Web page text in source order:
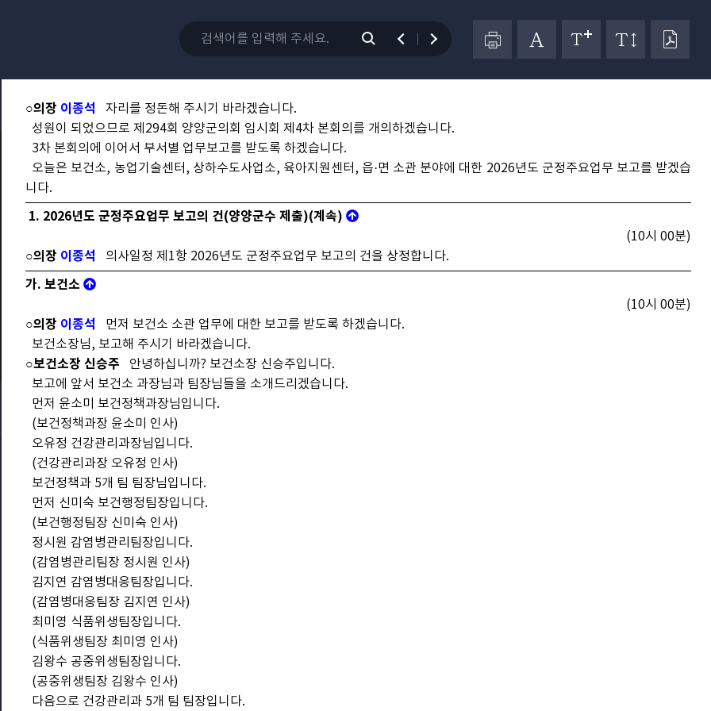
○의장 이종석
자리를 정돈해 주시기 바라겠습니다.
성원이 되었으므로 제294회 양양군의회 임시회 제4차 본회의를 개의하겠습니다.
3차 본회의에 이어서 부서별 업무보고를 받도록 하겠습니다.
오늘은 보건소, 농업기술센터, 상하수도사업소, 육아지원센터, 읍·면 소관 분야에 대한 2026년도 군정주요업무 보고를 받겠습
니다.
1. 2026년도 군정주요업무 보고의 건(양양군수 제출)(계속)
(10시 00분)
○의장 이종석 의사일정 제1항 2026년도 군정주요업무 보고의 건을 상정합니다.
가. 보건소
(10시 00분)
○의장 이종석
먼저 보건소 소관 업무에 대한 보고를 받도록 하겠습니다.
보건소장님, 보고해 주시기 바라겠습니다.
○보건소장 신승주 안녕하십니까? 보건소장 신승주입니다.
보고에 앞서 보건소 과장님과 팀장님들을 소개드리겠습니다.
먼저 윤소미 보건정책과장님입니다.
(보건정책과장 윤소미 인사)
오유정 건강관리과장님입니다.
(건강관리과장 오유정 인사)
보건정책과 5개 팀 팀장님입니다.
먼저 신미숙 보건행정팀장입니다.
(보건행정팀장 신미숙 인사)
정시원 감염병관리팀장입니다.
(감염병관리팀장 정시원 인사)
김지연 감염병대응팀장입니다.
(감염병대응팀장 김지연 인사)
최미영 식품위생팀장입니다.
(식품위생팀장 최미영 인사)
김왕수 공중위생팀장입니다.
(공중위생팀장 김왕수 인사)
다음으로 건강관리과 5개 팀 팀장입니다.